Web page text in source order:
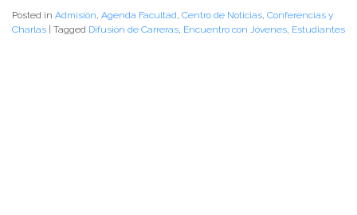
Posted in Admisión, Agenda Facultad, Centro de Noticias, Conferencias y
Charlas
Tagged Difusión de Carreras, Encuentro con Jóvenes, Estudiantes